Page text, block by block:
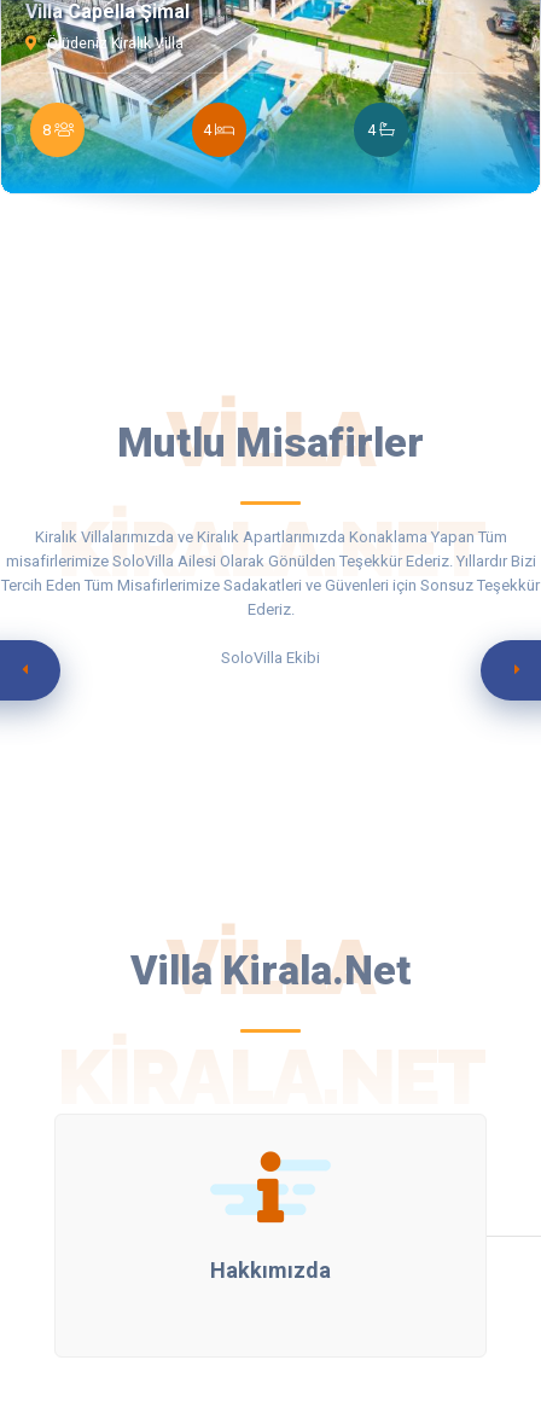
Villa Capella Şimal
Ölüdeniz Kiralık Villa
8 4 4
Mutlu Misafirler
VILLA
KIRALA.NET
Kiralık Villalarımızda ve Kiralık Apartlarımızda Konaklama Yapan Tüm
misafirlerimize SoloVilla Ailesi Olarak Gönülden Teşekkür Ederiz. Yıllardır Bizi
Tercih Eden Tüm Misafirlerimize Sadakatleri ve Güvenleri için Sonsuz Teşekkür
Ederiz.
SoloVilla Ekibi
Villa Kirala.Net
VILLA
Hakkımızda